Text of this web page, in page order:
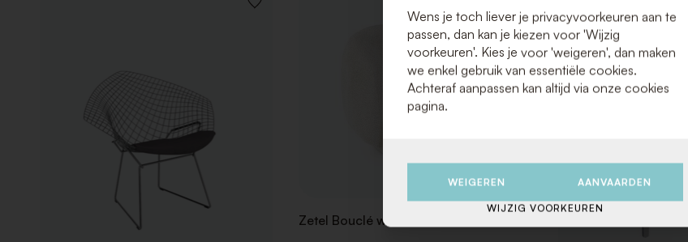
VOEG
TOE
AAN
VERLANGLIJST
Zetel Bouclé wit
Wens je toch liever je privacyvoorkeuren aan te
passen, dan kan je kiezen voor 'Wijzig
voorkeuren'. Kies je voor 'weigeren', dan maken
we enkel gebruik van essentiële cookies.
Achteraf aanpassen kan altijd via onze cookies
pagina.
WEIGEREN AANVAARDEN
WIJZIG VOORKEUREN